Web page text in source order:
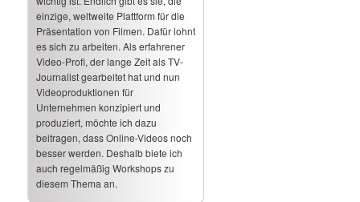
einzige, weltweite Plattform für die
Präsentation von Filmen. Dafür lohnt
es sich zu arbeiten. Als erfahrener
Video-Profi, der lange Zeit als TV-
Journalist gearbeitet hat und nun
Videoproduktionen für
Unternehmen konzipiert und
produziert, möchte ich dazu
beitragen, dass Online-Videos noch
besser werden. Deshalb biete ich
auch regelmäßig Workshops zu
diesem Thema an.